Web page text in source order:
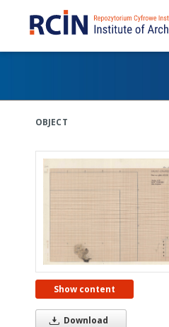
OBJECT
Show content
Download